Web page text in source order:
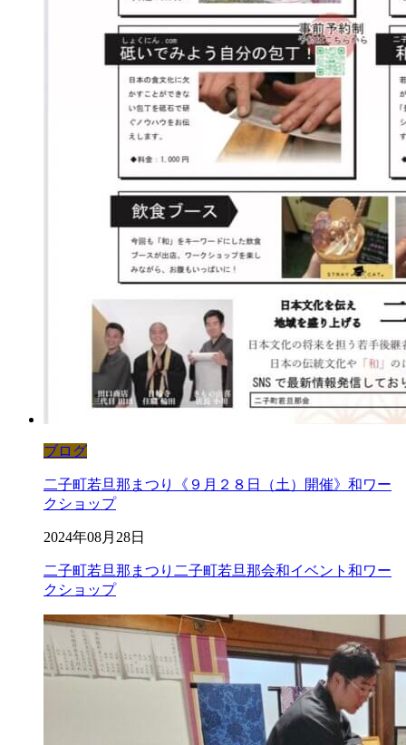
ブログ
二子町若旦那まつり《９月２８日（土）開催》和ワー
クショップ
2024年08月28日
二子町若旦那まつり 二子町若旦那会和イベント 和ワー
クショップ